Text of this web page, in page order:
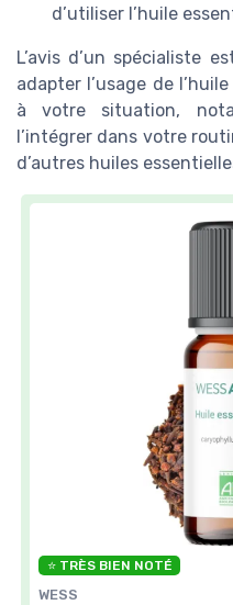
d’utiliser l’huile
L’avis d’un spécialiste
adapter l’usage de
à votre situation,
l’intégrer dans votre
d’autres huiles
⭐ TRÈS BIEN NOTÉ
WESS